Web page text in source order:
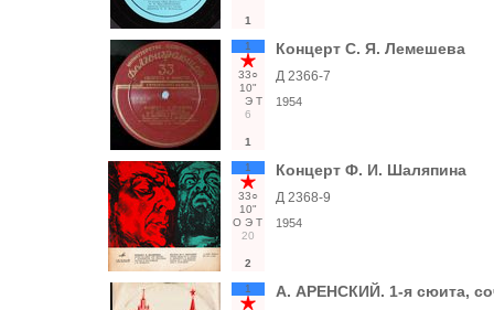
1
1
33○
10"
Э Т
6
1
Концерт С. Я. Лемешева
Д 2366-7
1954
1
33○
10"
О Э Т
20
2
Концерт Ф. И. Шаляпина
Д 2368-9
1954
1 А. АРЕНСКИЙ. 1-я сюита,